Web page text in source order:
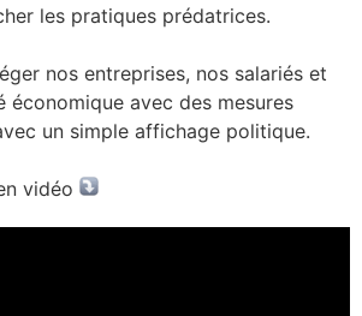
les pratiques prédatrices.
nos entreprises, nos salariés et
économique avec des mesures
un simple affichage politique.
vidéo